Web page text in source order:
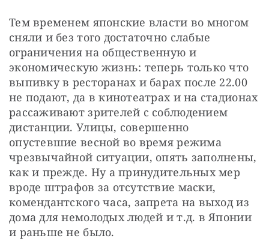
Тем временем японские власти во многом
сняли и без того достаточно слабые
ограничения на общественную и
экономическую жизнь: теперь только что
выпивку в ресторанах и барах после 22.00
не подают, да в кинотеатрах и на стадионах
рассаживают зрителей с соблюдением
дистанции. Улицы, совершенно
опустевшие весной во время режима
чрезвычайной ситуации, опять заполнены,
как и прежде. Ну а принудительных мер
вроде штрафов за отсутствие маски,
комендантского часа, запрета на выход из
дома для немолодых людей и т.д. в Японии
и раньше не было.